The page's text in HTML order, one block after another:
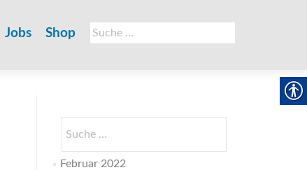
Suche
nach:
Jobs Shop
nach:
Februar 2022